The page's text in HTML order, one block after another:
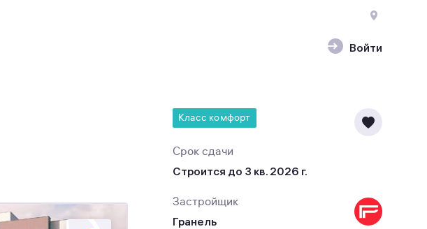
Войти
Класс комфорт
Срок сдачи
Строится до 3 кв. 2026 г.
Застройщик
Гранель